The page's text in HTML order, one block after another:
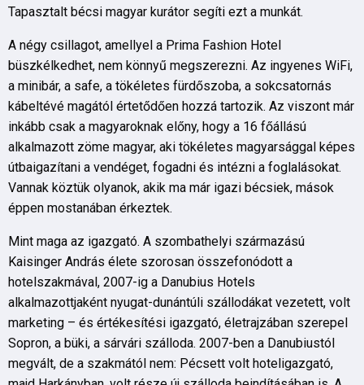
Tapasztalt bécsi magyar kurátor segíti ezt a munkát.
A négy csillagot, amellyel a Prima Fashion Hotel
büszkélkedhet, nem könnyű megszerezni. Az ingyenes WiFi,
a minibár, a safe, a tökéletes fürdőszoba, a sokcsatornás
kábeltévé magától értetődően hozzá tartozik. Az viszont már
inkább csak a magyaroknak előny, hogy a 16 főállású
alkalmazott zöme magyar, aki tökéletes magyarsággal képes
útbaigazítani a vendéget, fogadni és intézni a foglalásokat.
Vannak köztük olyanok, akik ma már igazi bécsiek, mások
éppen mostanában érkeztek.
Mint maga az igazgató. A szombathelyi származású
Kaisinger András élete szorosan összefonódott a
hotelszakmával, 2007-ig a Danubius Hotels
alkalmazottjaként nyugat-dunántúli szállodákat vezetett, volt
marketing – és értékesítési igazgató, életrajzában szerepel
Sopron, a büki, a sárvári szálloda. 2007-ben a Danubiustól
megvált, de a szakmától nem: Pécsett volt hoteligazgató,